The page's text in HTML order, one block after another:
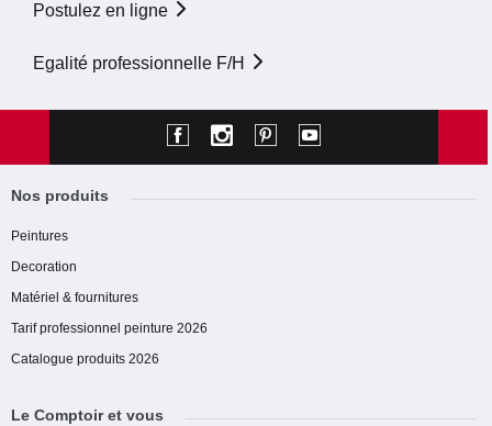
Postulez en ligne
Egalité professionnelle F/H
Nos produits
Peintures
Decoration
Matériel & fournitures
Tarif professionnel peinture 2026
Catalogue produits 2026
Le Comptoir et vous